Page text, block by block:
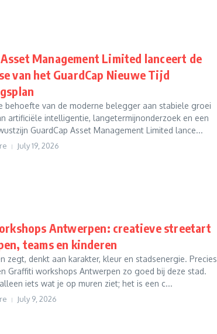
Asset Management Limited lanceert de
van het GuardCap Nieuwe Tijd
behoefte van de moderne belegger aan stabiele groei
artificiële intelligentie, langetermijnonderzoek en een
GuardCap Asset Management Limited lance...
July 19, 2026
Antwerpen: creatieve streetart
teams en kinderen
zegt, denkt aan karakter, kleur en stadsenergie. Precies
Graffiti workshops Antwerpen zo goed bij deze stad.
iets wat je op muren ziet; het is een c...
July 9, 2026